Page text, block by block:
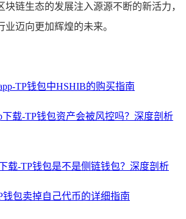
块链生态的发展注入源源不断的新活力，
迈向更加辉煌的未来。
TP钱包中HSHIB的购买指南
下载-TP钱包资产会被风控吗？深度剖析
载-TP钱包是不是侧链钱包？深度剖析
钱包卖掉自己代币的详细指南